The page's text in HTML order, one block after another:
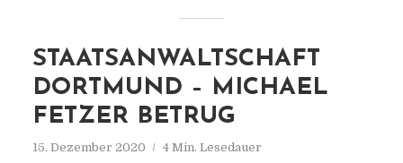
STAATSANWALTSCHAFT
DORTMUND – MICHAEL
FETZER BETRUG
15. Dezember 2020 4 Min. Lesedauer